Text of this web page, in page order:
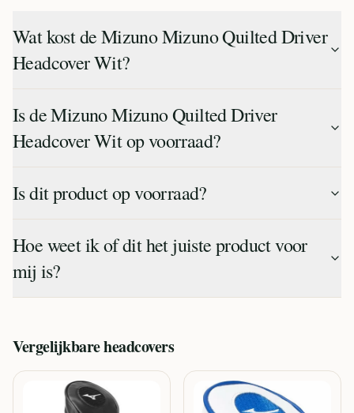
Wat kost de Mizuno Mizuno Quilted Driver
Headcover Wit?
Is de Mizuno Mizuno Quilted Driver
Headcover Wit op voorraad?
Is dit product op voorraad?
Hoe weet ik of dit het juiste product voor
mij is?
Vergelijkbareheadcovers